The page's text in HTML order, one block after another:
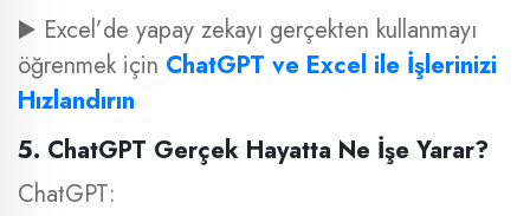
▶️ Excel’de yapay zekayı gerçekten kullanmayı
öğrenmek için ChatGPT ve Excel ile İşlerinizi
Hızlandırın
5. ChatGPT Gerçek Hayatta Ne İşe Yarar?
ChatGPT: